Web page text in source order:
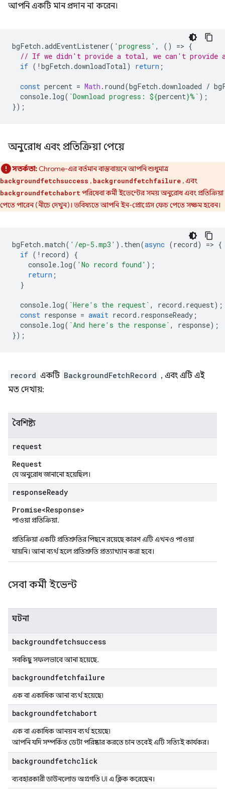
আপনি একটি মান প্রদান না করেন।
bgFetch .addEventListener( 'progress' , () => {
// If we didn't provide a total, we can't provide
if ( ! bgFetch .downloadTotal) return ;
const percent = Math . round(bgFetch .downloaded /
console. log( `Download progress: ${percent}%` );
});
অনুরোধ এবং প্রতিক্রিয়া পেয়ে
সতর্কতা:Chrome-এর বর্তমান বাস্তবায়নে আপনি শুধুমাত্র
backgroundfetchsuccess , backgroundfetchfailure , এবং
backgroundfetchabort পরিষেবা কর্মী ইভেন্টের সময় অনুরোধ এবং প্রতিক্রিয়া
পেতে পারেন (নীচে দেখুন)। ভবিষ্যতে আপনি ইন-প্রোগ্রেস ফেচ পেতে সক্ষম হবেন।
bgFetch .match( '/ep-5.mp3' ). then(async (record) => {
if ( ! record)
{
console. log( 'No record found' );
return ;
}
console. log( `Here's the request` , record . request);
const response = await record . responseReady ;
console. log( `And here's the response` , response);
});
record একটি BackgroundFetchRecord , এবং এটি এই
মত দেখায়:
বৈশিষ্ট্য
request
Request
যে অনুরোধ জানানো হয়েছিল।
responseReady
Promise<Response>
পাওয়া প্রতিক্রিয়া.
প্রতিক্রিয়া একটি প্রতিশ্রুতির পিছনে রয়েছে কারণ এটি এখনও পাওয়া
যায়নি। আনা ব্যর্থ হলে প্রতিশ্রুতি প্রত্যাখ্যান করা হবে।
সেবা কর্মী ইভেন্ট
ঘটনা
backgroundfetchsuccess
সবকিছু সফলভাবে আনা হয়েছে.
backgroundfetchfailure
এক বা একাধিক আনা ব্যর্থ হয়েছে৷
backgroundfetchabort
এক বা একাধিক আনয়ন ব্যর্থ হয়েছে৷
আপনি যদি সম্পর্কিত ডেটা পরিষ্কার করতে চান তবেই এটি সত্যিই কার্যকর।
backgroundfetchclick
ব্যবহারকারী ডাউনলোড অগ্রগতি UI এ ক্লিক করেছেন।